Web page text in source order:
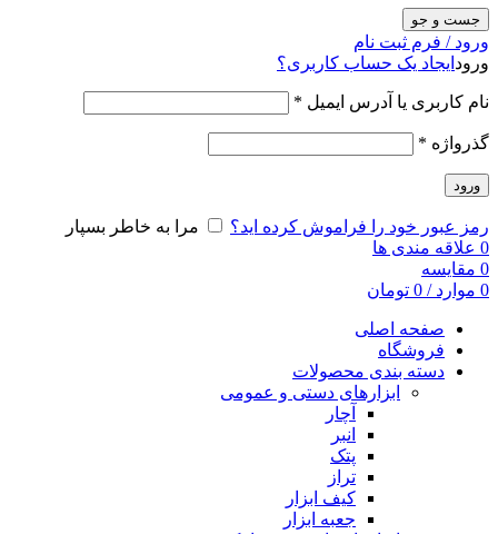
جست و جو
ورود / فرم ثبت نام
ورود ایجاد یک حساب کاربری؟
نام کاربری یا آدرس ایمیل *
گذرواژه *
ورود
رمز عبور خود را فراموش کرده اید؟
مرا به خاطر بسپار
0 علاقه مندی ها
0 مقایسه
0 موارد /
0 تومان
صفحه اصلی
فروشگاه
دسته بندی محصولات
ابزارهای دستی و عمومی
آچار
انبر
پتک
تراز
کیف ابزار
جعبه ابزار